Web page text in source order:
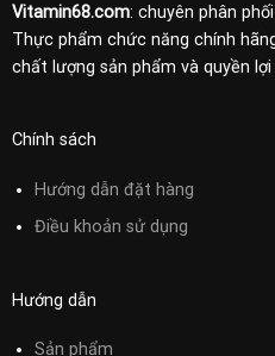
Vitamin68.com: chuyên phân
Thực phẩm chức năng chính
chất lượng sản phẩm và quyền
Chính sách
Hướng dẫn đặt hàng
Điều khoản sử dụng
Hướng dẫn
Sản phẩm